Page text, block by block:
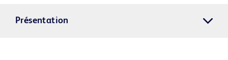
Présentation